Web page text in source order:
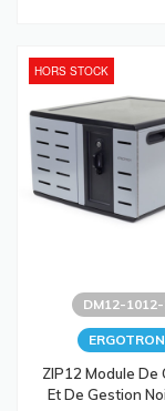
HORS STOCK
DM12-
ERGOTRON
ZIP12 Module De
Et De Gestion